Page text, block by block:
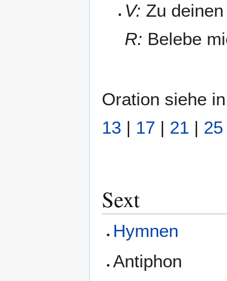
V: Zu
R: Belebe
Oration siehe
13 | 17 | 21 | 25
Sext
Hymnen
Antiphon